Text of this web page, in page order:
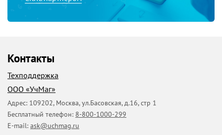
Контакты
Техподдержка
ООО «УчМаг»
Адрес: 109202, Москва,ул.Басовская, д.16, стр 1
Бесплатный телефон: 8-800-1000-299
E-mail: ask@uchmag.ru